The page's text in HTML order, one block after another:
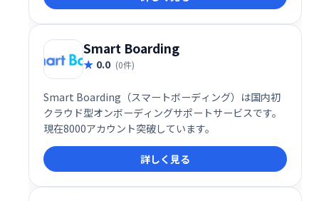
Smart Boarding
0.0 (0件)
Smart Boarding（スマートボーディング）は国内初
クラウド型オンボーディングサポートサービスです。
現在8000アカウント突破しています。
詳しく見る